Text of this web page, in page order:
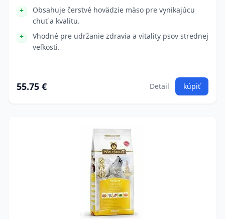
Obsahuje čerstvé hovädzie mäso pre vynikajúcu
chuť a kvalitu.
Vhodné pre udržanie zdravia a vitality psov strednej
veľkosti.
55.75 € Detail kúpiť